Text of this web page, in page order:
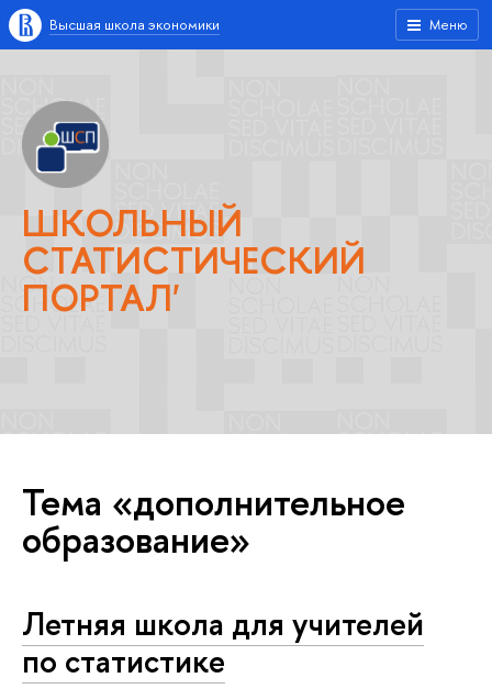
Меню
Высшая школа экономики
ШКОЛЬНЫЙ
СТАТИСТИЧЕСКИЙ
ПОРТАЛ'
Тема «дополнительное
образование»
Летняя школа для учителей
по статистике